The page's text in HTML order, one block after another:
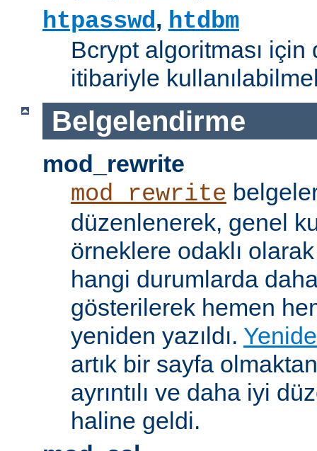
htpasswd, htdbm
Bcrypt algoritması için
itibariyle
Belgelendirme
mod_rewrite
mod_rewrite
düzenlenerek, genel
örneklere odaklı
hangi durumlarda
gösterilerek hemen
yeniden yazıldı.
artık bir sayfa
ayrıntılı ve daha iyi
haline geldi.